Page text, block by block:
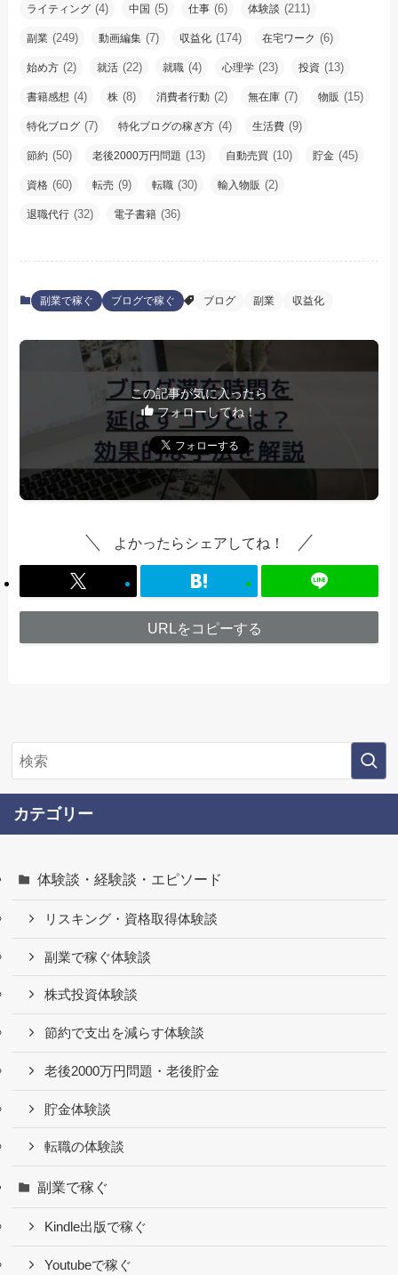
ライティング (4) 中国 (5) 仕事 (6) 体験談 (211)
副業 (249) 動画編集 (7) 収益化 (174) 在宅ワーク (6)
始め方 (2) 就活 (22) 就職 (4) 心理学 (23) 投資 (13)
書籍感想 (4) 株 (8) 消費者行動 (2) 無在庫 (7) 物販 (15)
特化ブログ (7) 特化ブログの稼ぎ方 (4) 生活費 (9)
節約 (50) 老後2000万円問題 (13) 自動売買 (10) 貯金 (45)
資格 (60) 転売 (9) 転職 (30) 輸入物販 (2)
退職代行 (32) 電子書籍 (36)
副業で稼ぐ ブログで稼ぐ ブログ 副業 収益化
この記事が気に入ったら
フォローしてね！
よかったらシェアしてね！
URLをコピーする
カテゴリー
体験談・経験談・エピソード
リスキング・資格取得体験談
副業で稼ぐ体験談
株式投資体験談
節約で支出を減らす体験談
老後2000万円問題・老後貯金
貯金体験談
転職の体験談
副業で稼ぐ
Kindle出版で稼ぐ
Youtubeで稼ぐ